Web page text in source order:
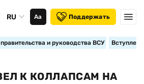
RU Аа Поддержать
и руководства ВСУ
К КОЛЛАПСАМ НА